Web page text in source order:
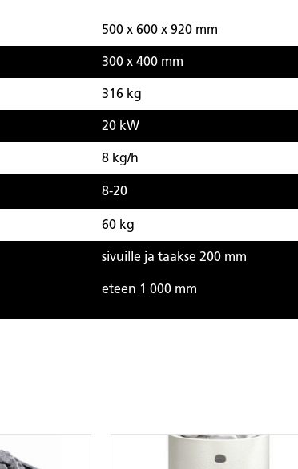
500 x 600 x 920 mm
300 x 400 mm
316 kg
20 kW
8 kg/h
8-20
60 kg
sivuille ja taakse 200 mm
eteen 1 000 mm